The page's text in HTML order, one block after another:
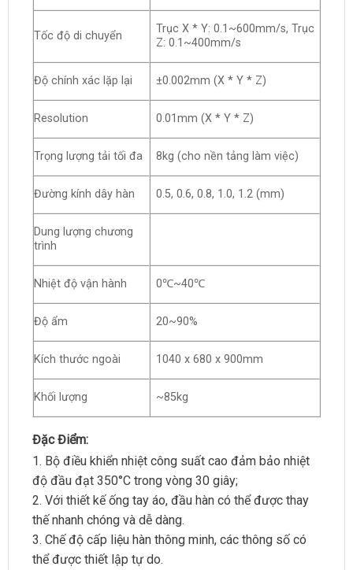
Tốc độ di chuyển
Trục X * Y: 0.1~600mm/s, Trục
Z: 0.1~400mm/s
Độ chính xác lặp lại ±0.002mm (X * Y * Z)
Resolution 0.01mm (X * Y * Z)
Trọng lượng tải tối đa 8kg (cho nền tảng làm việc)
Đường kính dây hàn 0.5, 0.6, 0.8, 1.0, 1.2 (mm)
Dung lượng chương
trình
Nhiệt độ vận hành 0℃~40℃
Độ ẩm 20~90%
Kích thước ngoài 1040 x 680 x 900mm
Khối lượng ~85kg
Đặc Điểm:
1. Bộ điều khiển nhiệt công suất cao đảm bảo nhiệt
độ đầu đạt 350°C trong vòng 30 giây;
2. Với thiết kế ống tay áo, đầu hàn có thể được thay
thế nhanh chóng và dễ dàng.
3. Chế độ cấp liệu hàn thông minh, các thông số có
thể được thiết lập tự do.